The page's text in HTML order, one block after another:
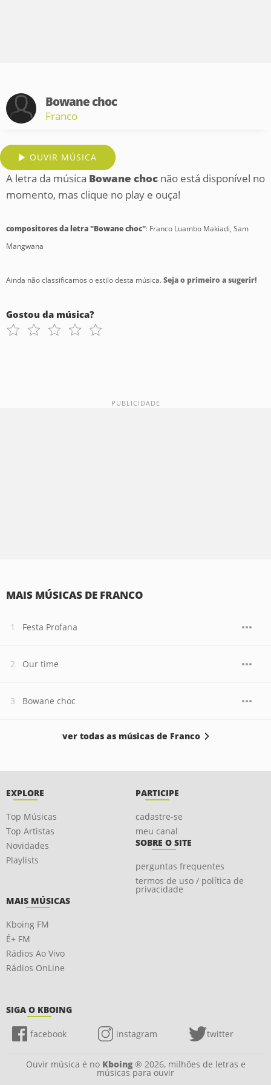
Bowane choc
Franco
OUVIR MÚSICA
A letra da música Bowane choc não está disponível no
momento, mas clique no play e ouça!
compositores da letra "Bowane choc": Franco Luambo Makiadi, Sam
Mangwana
Ainda não classificamos o estilo desta música.Seja o primeiro a sugerir!
Gostou da música?
MAIS MÚSICAS DE FRANCO
Festa Profana
Our time
Bowane choc
ver todas as músicas de Franco
EXPLORE
Top Músicas
Top Artistas
Novidades
Playlists
PARTICIPE
cadastre-se
meu canal
SOBRE O SITE
perguntas frequentes
termos de uso / política de
privacidade
MAIS MÚSICAS
Kboing FM
É+ FM
Rádios Ao Vivo
Rádios OnLine
SIGA O KBOING
facebook instagram twitter
Ouvir música é no Kboing® 2026, milhões de letras e
músicas para ouvir